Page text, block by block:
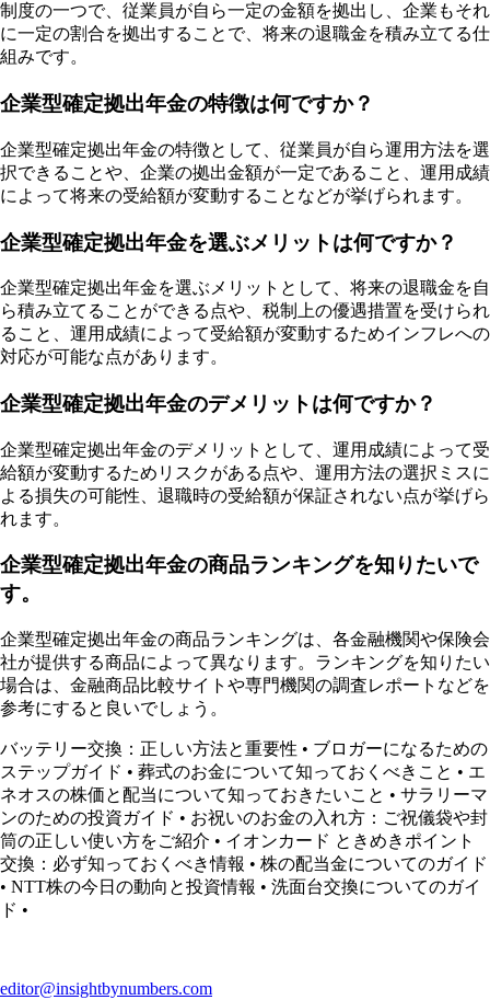
制度の一つで、従業員が自ら一定の金額を拠出し、企業もそれ
に一定の割合を拠出することで、将来の退職金を積み立てる仕
組みです。
企業型確定拠出年金の特徴は何ですか？
企業型確定拠出年金の特徴として、従業員が自ら運用方法を選
択できることや、企業の拠出金額が一定であること、運用成績
によって将来の受給額が変動することなどが挙げられます。
企業型確定拠出年金を選ぶメリットは何ですか？
企業型確定拠出年金を選ぶメリットとして、将来の退職金を自
ら積み立てることができる点や、税制上の優遇措置を受けられ
ること、運用成績によって受給額が変動するためインフレへの
対応が可能な点があります。
企業型確定拠出年金のデメリットは何ですか？
企業型確定拠出年金のデメリットとして、運用成績によって受
給額が変動するためリスクがある点や、運用方法の選択ミスに
よる損失の可能性、退職時の受給額が保証されない点が挙げら
れます。
企業型確定拠出年金の商品ランキングを知りたいで
す。
企業型確定拠出年金の商品ランキングは、各金融機関や保険会
社が提供する商品によって異なります。ランキングを知りたい
場合は、金融商品比較サイトや専門機関の調査レポートなどを
参考にすると良いでしょう。
バッテリー交換：正しい方法と重要性 • ブロガーになるための
ステップガイド • 葬式のお金について知っておくべきこと • エ
ネオスの株価と配当について知っておきたいこと • サラリーマ
ンのための投資ガイド • お祝いのお金の入れ方：ご祝儀袋や封
筒の正しい使い方をご紹介 • イオンカード ときめきポイント
交換：必ず知っておくべき情報 • 株の配当金についてのガイド
• NTT株の今日の動向と投資情報 • 洗面台交換についてのガイ
ド •
editor@insightbynumbers.com